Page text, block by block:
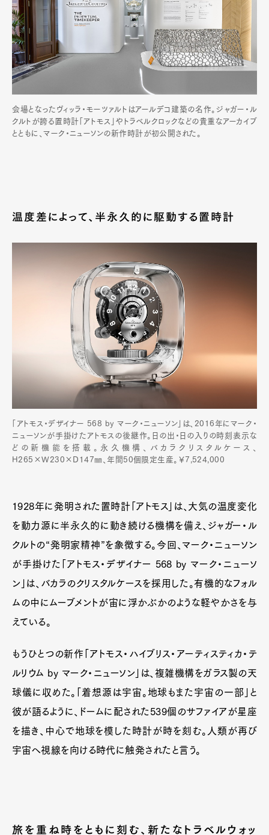
会場となったヴィッラ・モーツァルトはアールデコ建築の名作。ジャガー・ル
クルトが誇る置時計「アトモス」やトラベルクロックなどの貴重なアーカイブ
とともに、マーク・ニューソンの新作時計が初公開された。
温度差によって、半永久的に駆動する置時計
「アトモス・デザイナー 568 by マーク・ニューソン」は、2016年にマーク・
ニューソンが手掛けたアトモスの後継作。日の出・日の入りの時刻表示な
どの新機能を搭載。永久機構、バカラクリスタルケース、
H265×W230×D147㎜、年間50個限定生産。￥7,524,000
1928年に発明された置時計「アトモス」は、大気の温度変化
を動力源に半永久的に動き続ける機構を備え、ジャガー・ル
クルトの“発明家精神”を象徴する。今回、マーク・ニューソン
が手掛けた「アトモス・デザイナー 568 by マーク・ニューソ
ン」は、バカラのクリスタルケースを採用した。有機的なフォル
ムの中にムーブメントが宙に浮かぶかのような軽やかさを与
えている。
もうひとつの新作「アトモス・ハイブリス・アーティスティカ・テ
ルリウム by マーク・ニューソン」は、複雑機構をガラス製の天
球儀に収めた。「着想源は宇宙。地球もまた宇宙の一部」と
彼が語るように、ドームに配された539個のサファイアが星座
を描き、中心で地球を模した時計が時を刻む。人類が再び
宇宙へ視線を向ける時代に触発されたと言う。
旅を重ね時をともに刻む、新たなトラベルウォッ